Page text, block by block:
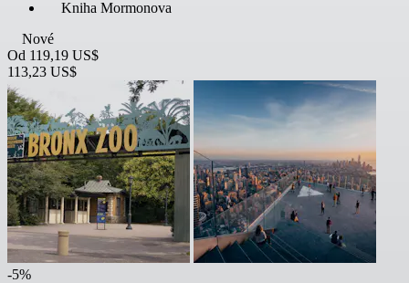
Kniha Mormonova
Nové
Od 119,19 US$
113,23 US$
-5%